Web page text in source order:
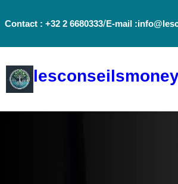
auContact : +32 2 6680333/E-mail